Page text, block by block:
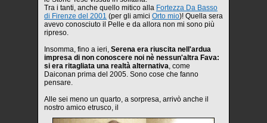
Tra i tanti, anche quello mitico alla Fortezza Da Basso
di Firenze del 2001 (per gli amici Orto mio)! Quella sera
avevo conosciuto il Pelle e da allora non mi sono più
ripreso.
Insomma, fino a ieri, Serena era riuscita nell'ardua
impresa di non conoscere noi nè nessun'altra Fava:
si era ritagliata una realtà alternativa , come
Daiconan prima del 2005. Sono cose che fanno
pensare.
Alle sei meno un quarto, a sorpresa, arrivò anche il
nostro amico etrusco, il